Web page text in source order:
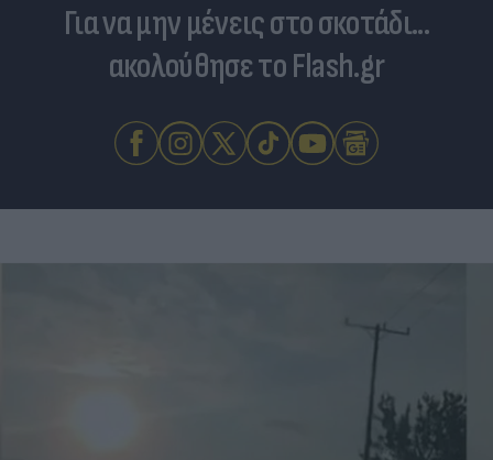
Για να μην μένεις στο σκοτάδι...
ακολούθησε το Flash.gr